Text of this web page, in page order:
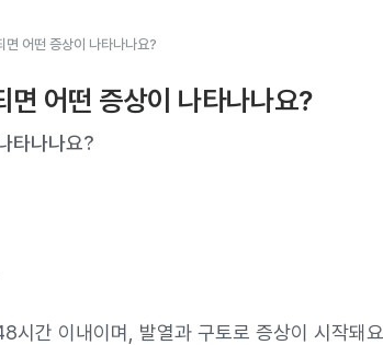
면 어떤 증상이 나타나나요?
면 어떤 증상이 나타나나요?
타나나요?
시간 이내이며, 발열과 구토로 증상이 시작돼